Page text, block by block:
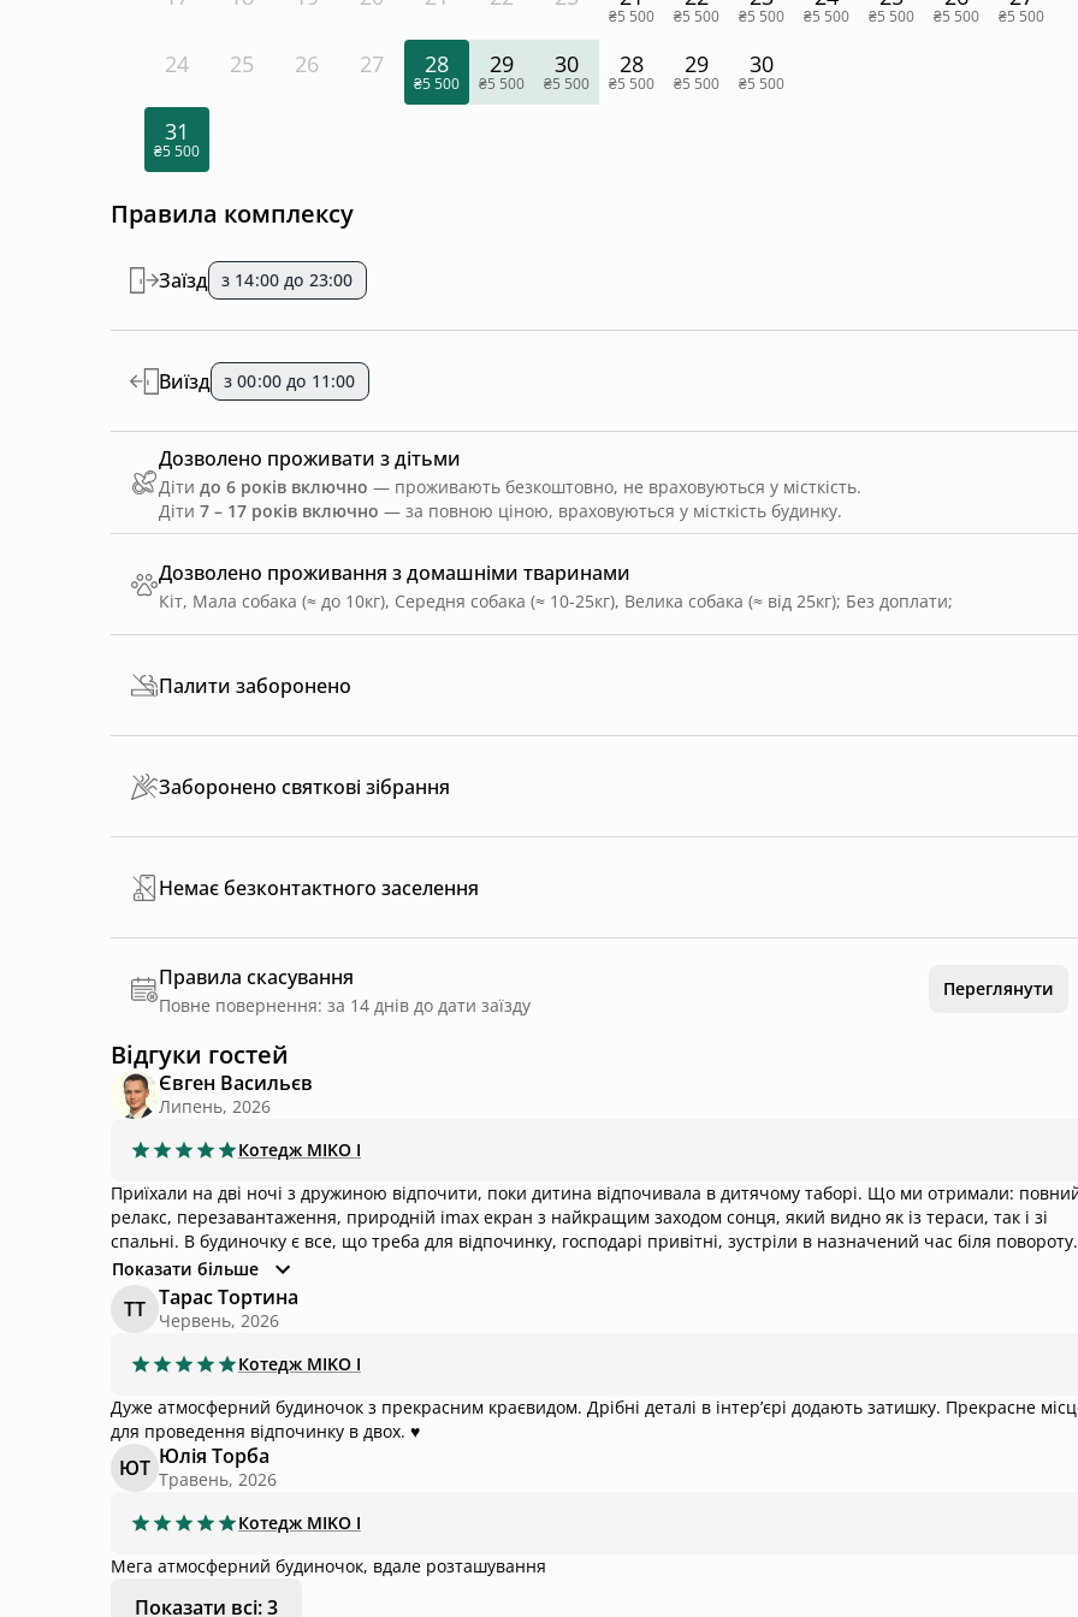
24 25 26 27 28
₴5 500
29
₴5 500
30
₴5 500
31
₴5 500
₴5 500 ₴5 500 ₴5 500 ₴5 500 ₴5 500 ₴5 500 ₴5 500
28
₴5 500
29
₴5 500
30
₴5 500
Правила комплексу
Дозволено проживання з домашніми тваринами
Кіт, Мала собака (≈ до 10кг), Середня собака (≈ 10-25кг), Велика собака (≈ від 25кг); Без доплати;
Заїзд з 14:00 до 23:00
Виїзд з 00:00 до 11:00
Дозволено проживати з дітьми
Діти до 6 років включно — проживають безкоштовно, не враховуються у місткість.
Діти 7 – 17 років включно — за повною ціною, враховуються у місткість будинку.
Палити заборонено
Заборонено святкові зібрання
Немає безконтактного заселення
Правила скасування
Повне повернення: за 14 днів до дати заїзду
Переглянути
Відгуки гостей
Євген Васильєв
Липень, 2026
Котедж MIKO I
Приїхали на дві ночі з дружиною відпочити, поки дитина відпочивала в дитячому таборі. Що ми отримали:
релакс, перезавантаження, природній imax екран з найкращим заходом сонця, який видно як із тераси, так і зі
спальні. В будиночку є все, що треба для відпочинку, господарі привітні, зустріли в назначений час біля повороту.
Нам дуже все сподобалось!
Показати більше
ТТ Тарас Тортина
Червень, 2026
Котедж MIKO I
Дуже атмосферний будиночок з прекрасним краєвидом. Дрібні деталі в інтерʼєрі додають затишку. Прекрасне
для проведення відпочинку в двох. ♥️
ЮТ Юлія Торба
Травень, 2026
Котедж MIKO I
Мега атмосферний будиночок, вдале розташування
Показати всі: 3